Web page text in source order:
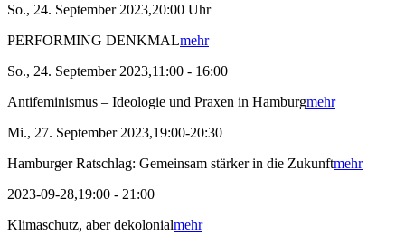
So., 24. September 2023,20:00 Uhr
PERFORMING DENKMALmehr
So., 24. September 2023,11:00 - 16:00
Antifeminismus – Ideologie und Praxen in Hamburgmehr
Mi., 27. September 2023,19:00-20:30
Hamburger Ratschlag: Gemeinsam stärker in die Zukunftmehr
2023-09-28,19:00 - 21:00
Klimaschutz, aber dekolonialmehr